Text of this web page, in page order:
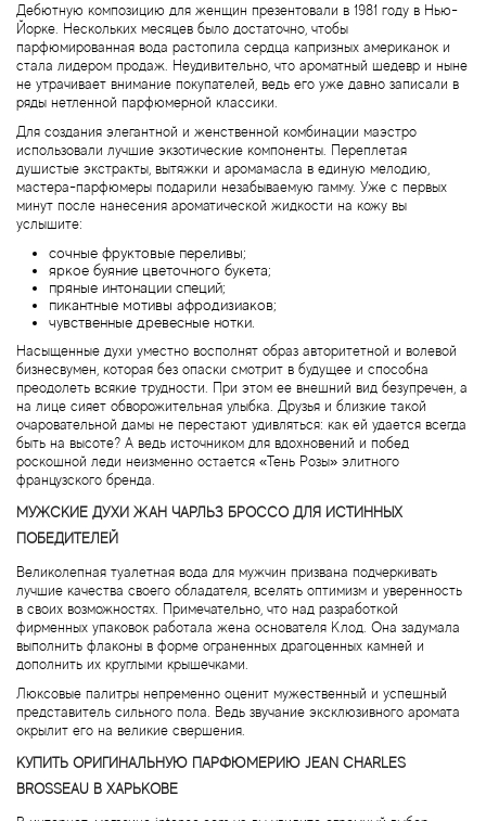
Дебютную композицию для женщин презентовали в 1981 году в Нью-
Йорке. Нескольких месяцев было достаточно, чтобы
парфюмированная вода растопила сердца капризных американок и
стала лидером продаж. Неудивительно, что ароматный шедевр и ныне
не утрачивает внимание покупателей, ведь его уже давно записали в
ряды нетленной парфюмерной классики.
Для создания элегантной и женственной комбинации маэстро
использовали лучшие экзотические компоненты. Переплетая
душистые экстракты, вытяжки и аромамасла в единую мелодию,
мастера-парфюмеры подарили незабываемую гамму. Уже с первых
минут после нанесения ароматической жидкости на кожу вы
услышите:
сочные фруктовые переливы;
яркое буяние цветочного букета;
пряные интонации специй;
пикантные мотивы афродизиаков;
чувственные древесные нотки.
Насыщенные духи уместно восполнят образ авторитетной и волевой
бизнесвумен, которая без опаски смотрит в будущее и способна
преодолеть всякие трудности. При этом ее внешний вид безупречен, а
на лице сияет обворожительная улыбка. Друзья и близкие такой
очаровательной дамы не перестают удивляться: как ей удается всегда
быть на высоте? А ведь источником для вдохновений и побед
роскошной леди неизменно остается «Тень Розы» элитного
французского бренда.
МУЖСКИЕ ДУХИ ЖАН ЧАРЛЬЗ БРОССО ДЛЯ ИСТИННЫХ
ПОБЕДИТЕЛЕЙ
Великолепная туалетная вода для мужчин призвана подчеркивать
лучшие качества своего обладателя, вселять оптимизм и уверенность
в своих возможностях. Примечательно, что над разработкой
фирменных упаковок работала жена основателя Клод. Она задумала
выполнить флаконы в форме ограненных драгоценных камней и
дополнить их круглыми крышечками.
Люксовые палитры непременно оценит мужественный и успешный
представитель сильного пола. Ведь звучание эксклюзивного аромата
окрылит его на великие свершения.
КУПИТЬ ОРИГИНАЛЬНУЮ ПАРФЮМЕРИЮ JEAN CHARLES
BROSSEAU В ХАРЬКОВЕ
Azalia Parfums
Azzaro
Baldessarini
Baldinini
Balmain
Bamotte
Banana Republic
Baruti
Baviphat
BeauFort London
Bebe
Benetton
Bentley
Beso Beach